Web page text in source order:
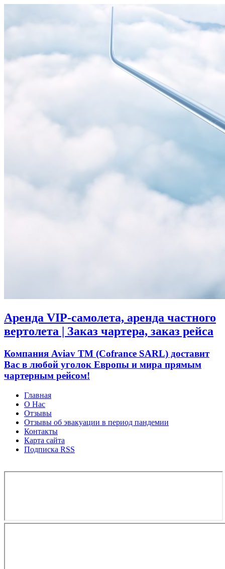
Аренда VIP-самолета, аренда частного
вертолета | Заказ чартера, заказ рейса
Компания Aviav TM (Cofrance SARL) доставит
Вас в любой уголок Европы и мира прямым
чартерным рейсом!
Главная
О Нас
Отзывы
Отзывы об эвакуации в период пандемии
Контакты
Карта сайта
Подписка RSS
Узнать больше.